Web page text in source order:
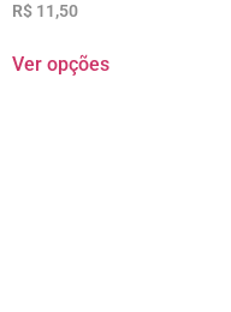
R$ 11,50
Ver opções